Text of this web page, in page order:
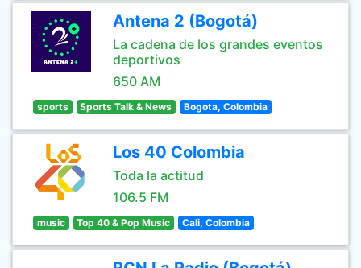
Antena 2 (Bogotá)
La cadena de los grandes eventos
deportivos
650 AM
sports Sports Talk & News Bogota, Colombia
Los 40 Colombia
Toda la actitud
106.5 FM
music Top 40 & Pop Music Cali, Colombia